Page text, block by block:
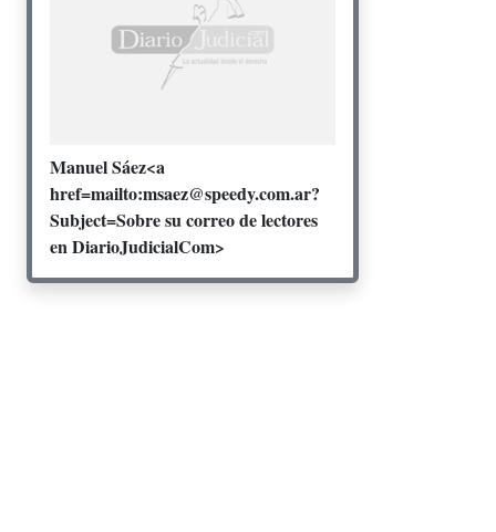
Manuel Sáez<a
href=mailto:msaez@speedy.com.ar?
Subject=Sobre su correo de lectores
en DiarioJudicialCom>